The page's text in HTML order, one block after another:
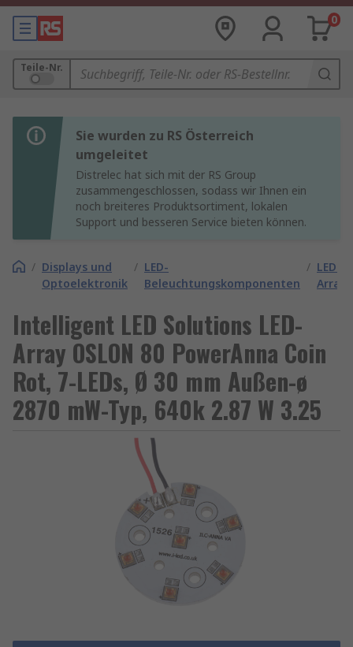
0
Teile-Nr.
Sie wurden zu RS Österreich
umgeleitet
Distrelec hat sich mit der RS Group
zusammengeschlossen, sodass wir Ihnen ein
noch breiteres Produktsortiment, lokalen
Support und besseren Service bieten können.
/ Displays und
Optoelektronik
/ LED-
Beleuchtungskomponenten
/ LED-
Arrays
Intelligent LED Solutions LED-
Array OSLON 80 PowerAnna Coin
Rot, 7-LEDs, Ø 30 mm Außen-ø
2870 mW-Typ, 640k 2.87 W 3.25